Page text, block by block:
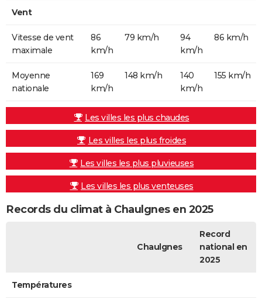
Vent
Vitesse de vent
maximale
86
km/h
79 km/h
94
km/h
86 km/h
Moyenne
nationale
169
km/h
148 km/h
140
km/h
155 km/h
Les villes les plus chaudes
Les villes les plus froides
Les villes les plus pluvieuses
Les villes les plus venteuses
Records du climat à Chaulgnes en 2025
Chaulgnes
Record
national en
2025
Températures